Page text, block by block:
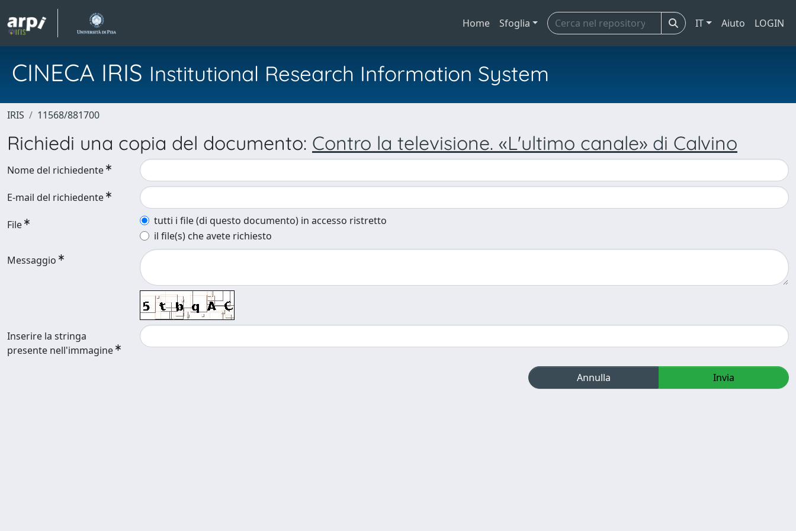
Home Sfoglia IT Aiuto LOGIN
CINECA IRIS Institutional Research Information System
IRIS 11568/881700
Richiedi una copia del documento: Contro la televisione. «L'ultimo canale» di Calvino
Nome del richiedente
E-mail del richiedente
File
tutti i file (di questo documento) in accesso ristretto
il file(s) che avete richiesto
Messaggio
Inserire la stringa
presente nell'immagine
Annulla Invia